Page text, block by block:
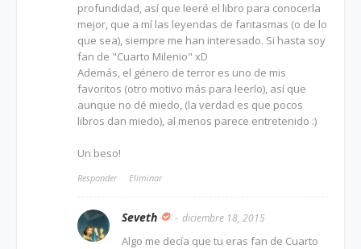
profundidad, así que leeré el libro para conocerla
mejor, que a mí las leyendas de fantasmas (o de lo
que sea), siempre me han interesado. Si hasta soy
fan de "Cuarto Milenio" xD
Además, el género de terror es uno de mis
favoritos (otro motivo más para leerlo), así que
aunque no dé miedo, (la verdad es que pocos
libros dan miedo), al menos parece entretenido :)
Un beso!
Responder Eliminar
Seveth diciembre 18, 2015
Algo me decía que tu eras fan de Cuarto